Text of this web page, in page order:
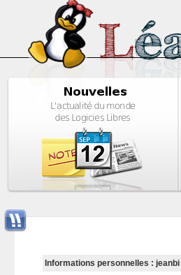
Informations personnelles : jeanbi